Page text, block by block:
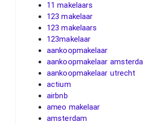
11 makelaars
123 makelaar
123 makelaars
123makelaar
aankoopmakelaar
aankoopmakelaar
aankoopmakelaar utrecht
actium
airbnb
ameo makelaar
amsterdam